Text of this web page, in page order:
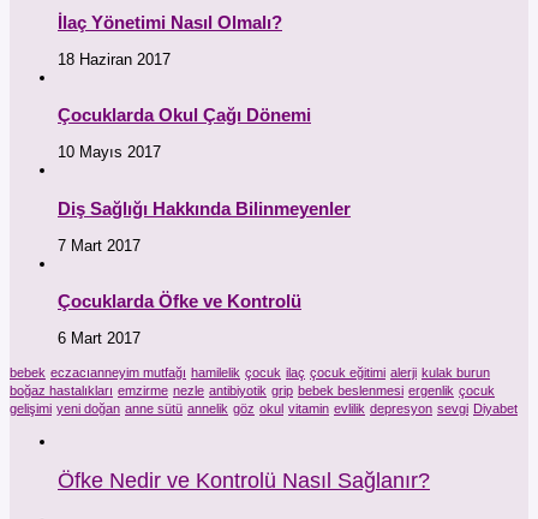
İlaç Yönetimi Nasıl Olmalı?
18 Haziran 2017
Çocuklarda Okul Çağı Dönemi
10 Mayıs 2017
Diş Sağlığı Hakkında Bilinmeyenler
7 Mart 2017
Çocuklarda Öfke ve Kontrolü
6 Mart 2017
bebek eczacıanneyim mutfağı hamilelik çocuk ilaç çocuk eğitimi alerji kulak burun
boğaz hastalıkları emzirme nezle antibiyotik grip bebek beslenmesi ergenlik çocuk
gelişimi yeni doğan anne sütü annelik göz okul vitamin evlilik depresyon sevgi Diyabet
Öfke Nedir ve Kontrolü Nasıl Sağlanır?